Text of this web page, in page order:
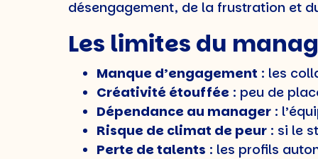
désengagement, de la frustration et
Les limites du
Manque d’engagement : les
Créativité étouffée : peu de
Dépendance au manager :
Risque de climat de peur : si le
Perte de talents : les profils